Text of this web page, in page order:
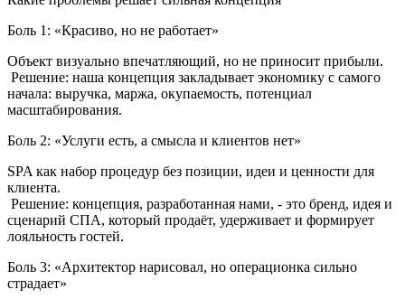
Боль 1: «Красиво, но не работает»
Объект визуально впечатляющий, но не приносит прибыли.
Решение: наша концепция закладывает экономику с самого
начала: выручка, маржа, окупаемость, потенциал
масштабирования.
Боль 2: «Услуги есть, а смысла и клиентов нет»
SPA как набор процедур без позиции, идеи и ценности для
клиента.
Решение: концепция, разработанная нами, - это бренд, идея и
сценарий СПА, который продаёт, удерживает и формирует
лояльность гостей.
Боль 3: «Архитектор нарисовал, но операционка сильно
страдает»